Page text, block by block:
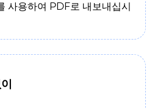
사용하여 PDF로 내보내십시